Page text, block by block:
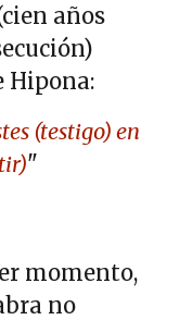
años
Hipona:
(testigo) en
"
momento,
no